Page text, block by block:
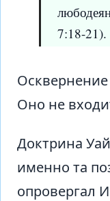
7:18-21).
Осквернение
Оно не
Доктрина
именно та
опровергал